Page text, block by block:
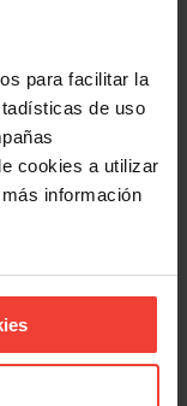
para facilitar la
de uso
cookies a utilizar
información